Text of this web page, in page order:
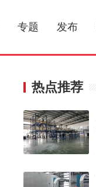
专题 发布
热点推荐